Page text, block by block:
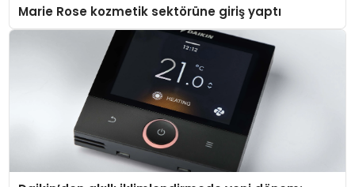
Marie Rose kozmetik sektörüne giriş yaptı